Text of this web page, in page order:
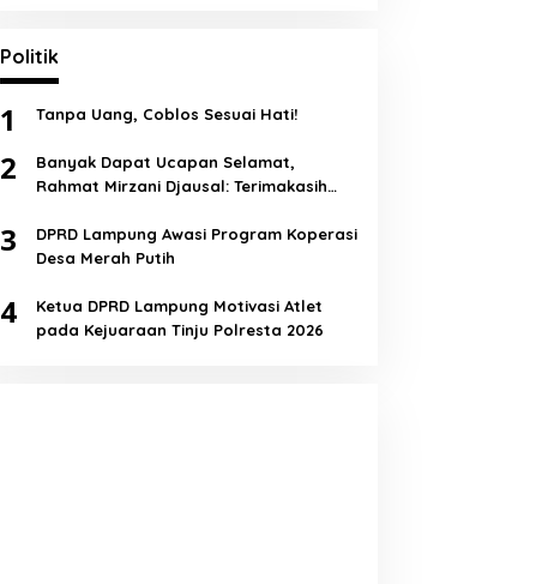
Politik
1 Tanpa Uang, Coblos Sesuai Hati!
2
Banyak Dapat Ucapan Selamat,
Rahmat Mirzani Djausal: Terimakasih
3
DPRD Lampung Awasi Program Koperasi
Desa Merah Putih
4
Ketua DPRD Lampung Motivasi Atlet
pada Kejuaraan Tinju Polresta 2026